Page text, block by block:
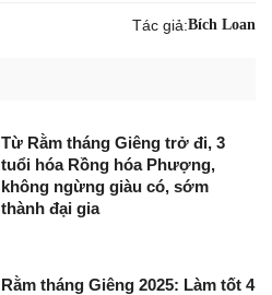
Tác giả:Bích Loan
Từ Rằm tháng Giêng trở đi, 3
tuổi hóa Rồng hóa Phượng,
không ngừng giàu có, sớm
thành đại gia
Rằm tháng Giêng 2025: Làm tốt 4